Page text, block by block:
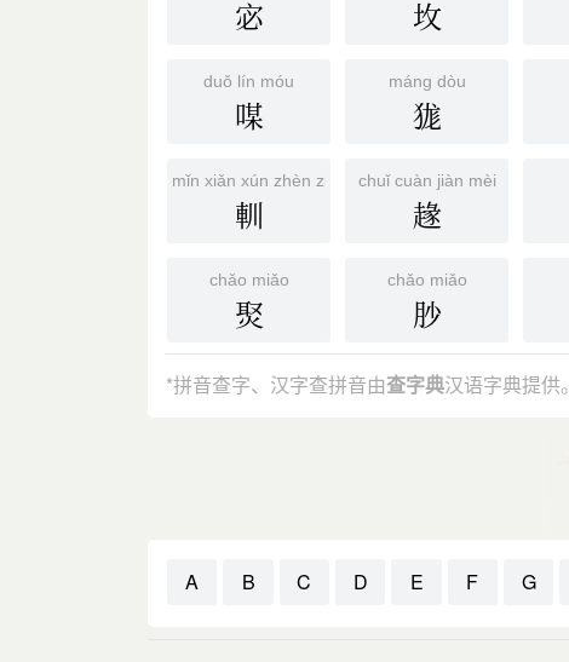
宓 坆
duǒ lín móu
㖼
máng dòu
狵
mǐn xiǎn xún zhèn zuǎn chūn
䡅
chuǐ cuàn jiàn mèi
䞼
chǎo miǎo
㷅
chǎo miǎo
䏚
*拼音查字、汉字查拼音由查字典汉语字典提供。
A B C D E F G